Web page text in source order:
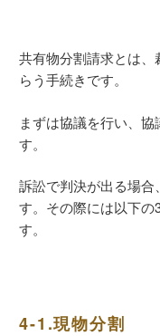
共有物分割請求とは
らう手続きです。
まずは協議を行い、
す。
訴訟で判決が出る場合
す。その際には以下の
す。
4-1.現物分割